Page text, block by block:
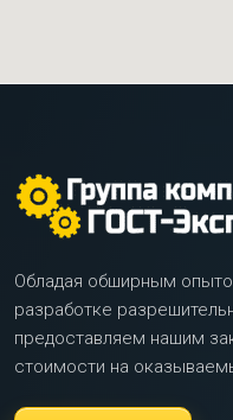
Обладая обширным
разработке
предоставляем нашим
стоимости на